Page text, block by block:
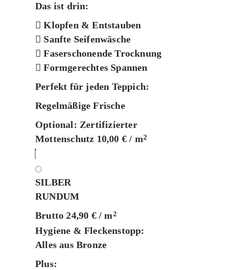
Das ist drin:
Klopfen & Entstauben
Sanfte Seifenwäsche
Faserschonende Trocknung
Formgerechtes Spannen
Perfekt für jeden Teppich:
Regelmäßige Frische
Optional: Zertifizierter
Mottenschutz 10,00 € / m2
SILBER
RUNDUM
Brutto 24,90 € / m2
Hygiene & Fleckenstopp:
Alles aus Bronze
Plus: